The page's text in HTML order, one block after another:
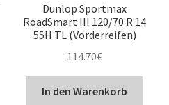
Dunlop Sportmax
RoadSmart III 120/70 R 14
55H TL (Vorderreifen)
114.70€
In den Warenkorb